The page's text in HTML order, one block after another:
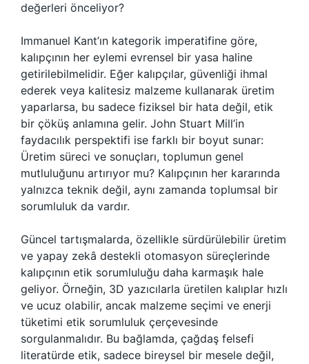
değerleri önceliyor?
Immanuel Kant’ın kategorik imperatifine göre,
kalıpçının her eylemi evrensel bir yasa haline
getirilebilmelidir. Eğer kalıpçılar, güvenliği ihmal
ederek veya kalitesiz malzeme kullanarak üretim
yaparlarsa, bu sadece fiziksel bir hata değil, etik
bir çöküş anlamına gelir. John Stuart Mill’in
faydacılık perspektifi ise farklı bir boyut sunar:
Üretim süreci ve sonuçları, toplumun genel
mutluluğunu artırıyor mu? Kalıpçının her kararında
yalnızca teknik değil, aynı zamanda toplumsal bir
sorumluluk da vardır.
Güncel tartışmalarda, özellikle sürdürülebilir üretim
ve yapay zekâ destekli otomasyon süreçlerinde
kalıpçının etik sorumluluğu daha karmaşık hale
geliyor. Örneğin, 3D yazıcılarla üretilen kalıplar hızlı
ve ucuz olabilir, ancak malzeme seçimi ve enerji
tüketimi etik sorumluluk çerçevesinde
sorgulanmalıdır. Bu bağlamda, çağdaş felsefi
literatürde etik, sadece bireysel bir mesele değil,